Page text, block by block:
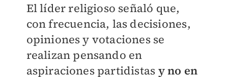
El líder religioso señaló que,
con frecuencia, las decisiones,
opiniones y votaciones se
realizan pensando en
aspiraciones partidistas y no en